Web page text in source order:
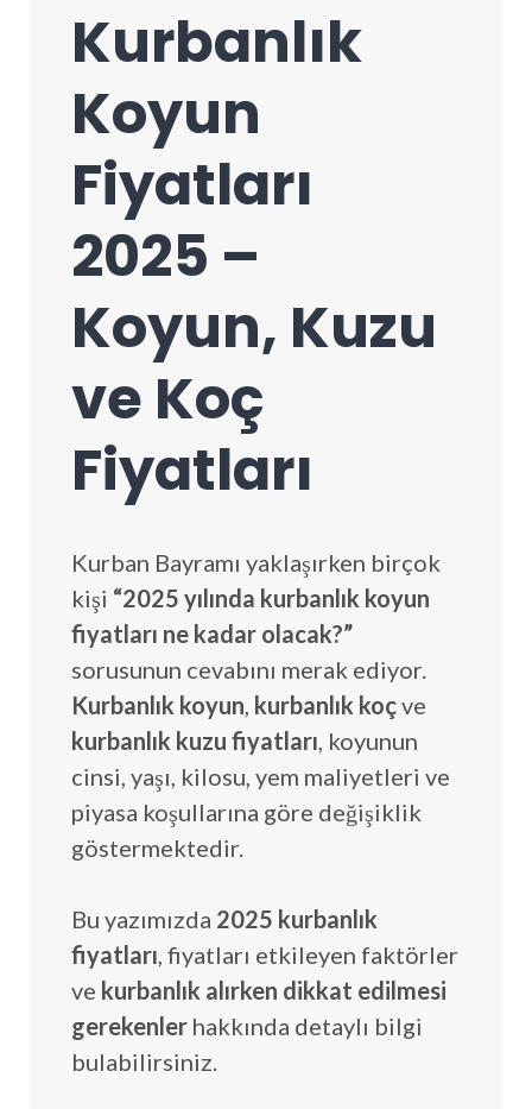
Kurbanlık
Koyun
Fiyatları
2025 –
Koyun, Kuzu
ve Koç
Fiyatları
Kurban Bayramı yaklaşırken birçok
kişi “2025 yılında kurbanlık koyun
fiyatları ne kadar olacak?”
sorusunun cevabını merak ediyor.
Kurbanlık koyun, kurbanlık koçve
kurbanlık kuzu fiyatları, koyunun
cinsi, yaşı, kilosu, yem maliyetleri ve
piyasa koşullarına göre değişiklik
göstermektedir.
Bu yazımızda 2025 kurbanlık
fiyatları, fiyatları etkileyen faktörler
ve kurbanlık alırken dikkat edilmesi
gerekenler hakkında detaylı bilgi
bulabilirsiniz.